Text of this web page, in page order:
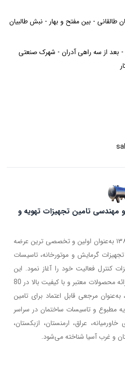
طالقانی - بین مفتح و بهار - نبش طالبیان
- بعد از سه راهی آدران - شهرک صنعتی
تامین تجهیزات تهویه و
مجموعه دمـاتجهیـز از سال ۱۳۸۳ به‌عنوان اولین و تخصصی ترین عرضه
گرمایش و موتورخانه، تاسیسات
کنترل فعالیت خود را آغاز نمود. این
مجموعه کامل و تخصصی با ارائه محصولات معتبر و با کیفیت بالا در 80
مرجعی قابل اعتماد برای تامین
مطبوع و تاسیسات ساختمان در سراسر
عراق، ارمنستان، ازبکستان،
و غرب آسیا شناخته می‌شود.